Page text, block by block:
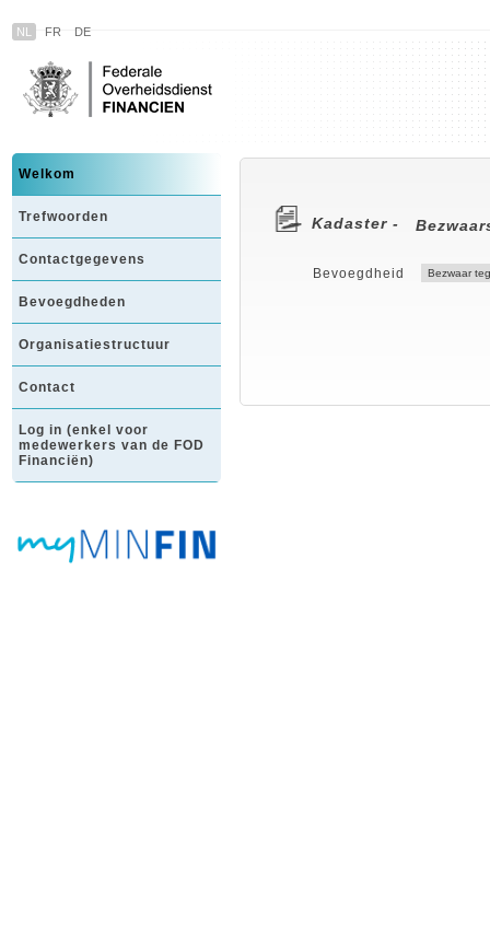
NL FR DE
Welkom
Trefwoorden
Contactgegevens
Bevoegdheden
Organisatiestructuur
Contact
Log in (enkel voor
medewerkers van de FOD
Financiën)
Kadaster -
Bevoegdheid